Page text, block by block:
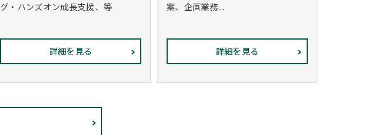
グ・ハンズオン成長支援、等
詳細を見る
案、企画業務...
詳細を見る